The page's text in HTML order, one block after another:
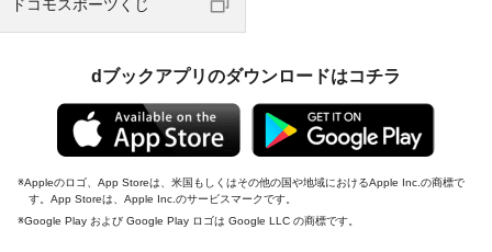
ドコモスポーツくじ
dブックアプリのダウンロードはコチラ
Appleのロゴ、App Storeは、米国もしくはその他の国や地域におけるApple Inc.の商標で
す。App Storeは、Apple Inc.のサービスマークです。
Google Play および Google Play ロゴは Google LLC の商標です。